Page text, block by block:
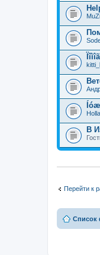
о
п
р
о
с
.
В
Перейти к
Список